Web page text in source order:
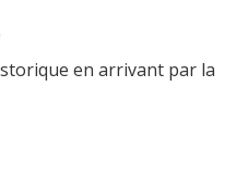
en arrivant par la